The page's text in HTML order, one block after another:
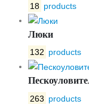
18 products
Люки
132 products
263 products